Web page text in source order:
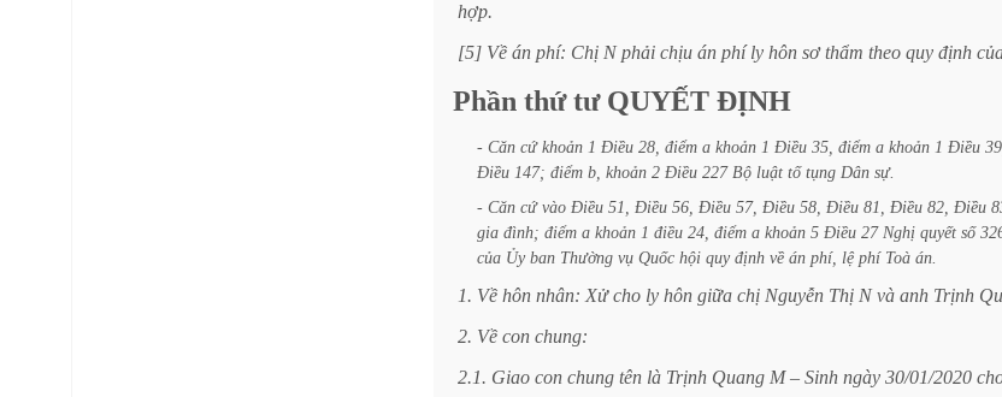
hợp.
[5] Về án phí: Chị N phải chịu án phí ly hôn sơ thẩm theo quy định
Phần thứ tư QUYẾT ĐỊNH
- Căn cứ khoản 1 Điều 28, điểm a khoản 1 Điều 35, điểm a khoản 1 Điều 39,
Điều 147; điểm b, khoản 2 Điều 227 Bộ luật tố tụng Dân sự.
- Căn cứ vào Điều 51, Điều 56, Điều 57, Điều 58, Điều 81, Điều 82, Điều
gia đình; điểm a khoản 1 điều 24, điểm a khoản 5 Điều 27 Nghị quyết số
của Ủy ban Thường vụ Quốc hội quy định về án phí, lệ phí Toà án.
1. Về hôn nhân: Xử cho ly hôn giữa chị Nguyễn Thị N và anh Trịnh
2. Về con chung:
2.1. Giao con chung tên là Trịnh Quang M – Sinh ngày 30/01/2020